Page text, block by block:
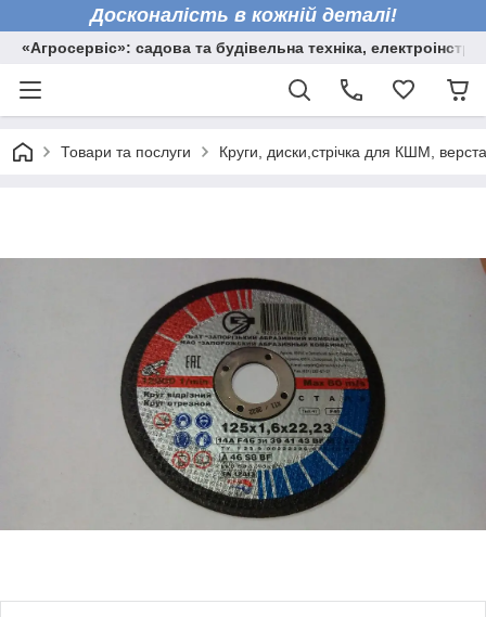
Досконалість в кожній деталі!
«Агросервіс»: садова та будівельна техніка,
Товари та послуги Круги, диски,стрічка для КШМ,